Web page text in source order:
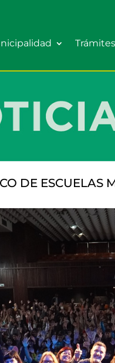
Trámites
DE ESCUELAS